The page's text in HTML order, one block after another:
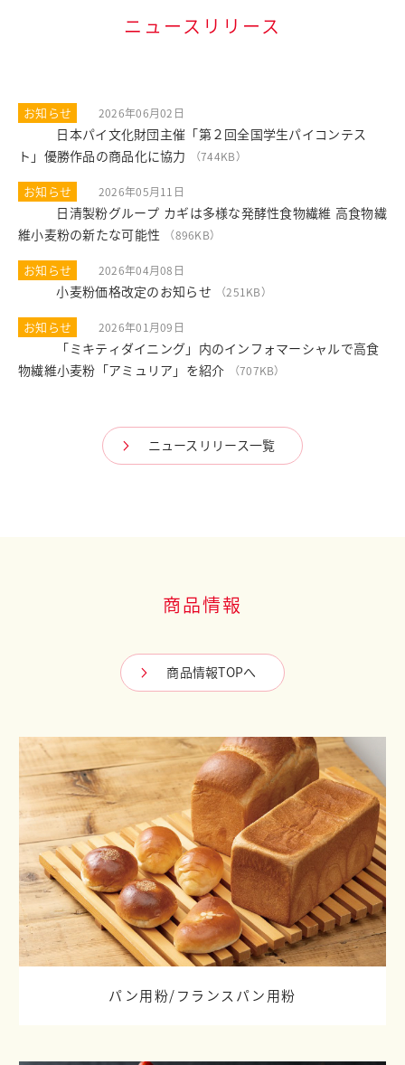
ニュースリリース
お知らせ 2026年06月02日
日本パイ文化財団主催「第２回全国学生パイコンテス
ト」優勝作品の商品化に協力
（744KB）
お知らせ 2026年05月11日
日清製粉グループ カギは多様な発酵性食物繊維 高食物繊
維小麦粉の新たな可能性
（896KB）
お知らせ 2026年04月08日
小麦粉価格改定のお知らせ （251KB）
お知らせ 2026年01月09日
「ミキティダイニング」内のインフォマーシャルで高食
物繊維小麦粉「アミュリア」を紹介
（707KB）
ニュースリリース一覧
商品情報
商品情報TOPへ
パン用粉/フランスパン用粉